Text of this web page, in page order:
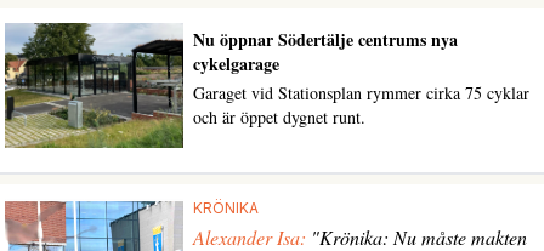
Nu öppnar Södertälje centrums nya
cykelgarage
Garaget vid Stationsplan rymmer cirka 75 cyklar
och är öppet dygnet runt.
KRÖNIKA
Alexander Isa: "Krönika: Nu måste makten